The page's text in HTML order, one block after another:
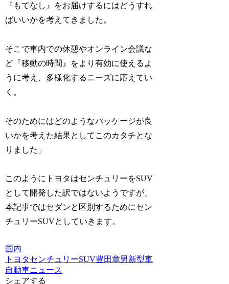
『もてなし』をお届けするにはどうすれ
ばいいかを考えてきました。
そこで車内での休憩やオンライン会議な
ど『移動の時間』をより有効に使えるよ
うに考え、多様化するニーズに応えてい
く。
そのためにはどのようなパッケージが良
いかを考えた結果としてこのカタチとな
りました」
このようにトヨタはセンチュリーをSUV
として開発した訳ではないようですが、
本記事ではセダンと区別するためにセン
チュリーSUVとしていきます。
国内
トヨタセンチュリーSUV豊田章男新型車
自動車ニュース
シェアする